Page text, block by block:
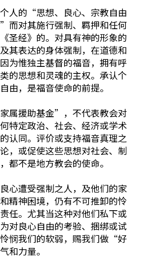
人的“思想、良心、宗教自由
而对其施行强制、羁押和任何
圣经》的。对具有神的形象的
其表达的身体强制，在道德和
为惟独主基督的福音，拥有呼
的思想和灵魂的主权。承认个
由，是福音使命的前提。
属援助基金”，不代表教会对
特定政治、社会、经济或学术
认同。评价或支持福音真理之
，或促使这些思想对社会、制
都不是地方教会的使命。
心遭受强制之人，及他们的家
精神困境，仍有不可推卸的怜
任。尤其当这种对他们私下或
对良心自由的考验、捆绑或试
悯我们的软弱，赐我们做“好
和力量。